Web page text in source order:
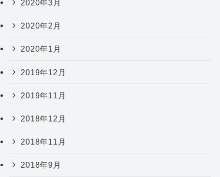
2020年3月
2020年2月
2020年1月
2019年12月
2019年11月
2018年12月
2018年11月
2018年9月